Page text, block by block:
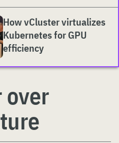
How vCluster virtualizes
Kubernetes for GPU
efficiency
over